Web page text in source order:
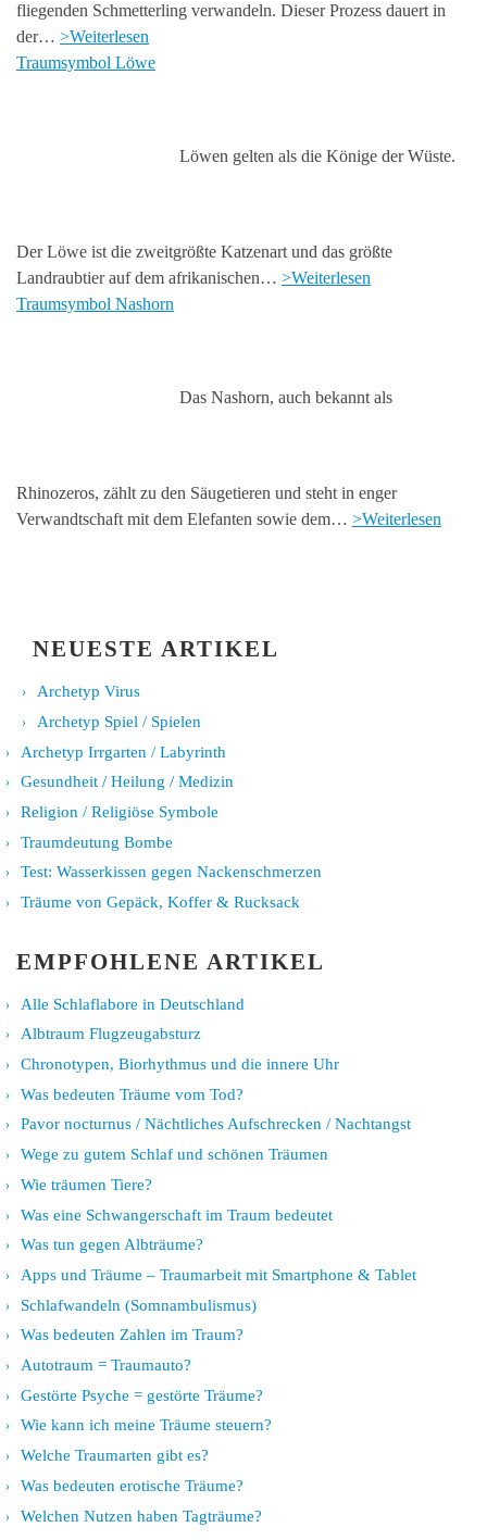
fliegenden Schmetterling verwandeln. Dieser Prozess dauert in
der… >Weiterlesen
Traumsymbol Löwe
Löwen gelten als die Könige der Wüste.
Der Löwe ist die zweitgrößte Katzenart und das größte
Landraubtier auf dem afrikanischen… >Weiterlesen
Traumsymbol Nashorn
Das Nashorn, auch bekannt als
Rhinozeros, zählt zu den Säugetieren und steht in enger
Verwandtschaft mit dem Elefanten sowie dem… >Weiterlesen
NEUESTE ARTIKEL
Archetyp Virus
Archetyp Spiel / Spielen
Archetyp Irrgarten / Labyrinth
Gesundheit / Heilung / Medizin
Religion / Religiöse Symbole
Traumdeutung Bombe
Test: Wasserkissen gegen Nackenschmerzen
Träume von Gepäck, Koffer & Rucksack
EMPFOHLENE ARTIKEL
Alle Schlaflabore in Deutschland
Albtraum Flugzeugabsturz
Chronotypen, Biorhythmus und die innere Uhr
Was bedeuten Träume vom Tod?
Pavor nocturnus / Nächtliches Aufschrecken / Nachtangst
Wege zu gutem Schlaf und schönen Träumen
Wie träumen Tiere?
Was eine Schwangerschaft im Traum bedeutet
Was tun gegen Albträume?
Apps und Träume – Traumarbeit mit Smartphone & Tablet
Schlafwandeln (Somnambulismus)
Was bedeuten Zahlen im Traum?
Autotraum = Traumauto?
Gestörte Psyche = gestörte Träume?
Wie kann ich meine Träume steuern?
Welche Traumarten gibt es?
Was bedeuten erotische Träume?
Welchen Nutzen haben Tagträume?